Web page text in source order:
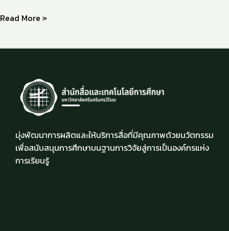
Read More »
มุ่งพัฒนาการผลิตและให้บริการสื่อที่มีคุณภาพด้วยนวัตกรรม
เพื่อสนับสนุนการศึกษาบนฐานการวิจัยสู่การเป็นองค์กรแห่ง
การเรียนรู้